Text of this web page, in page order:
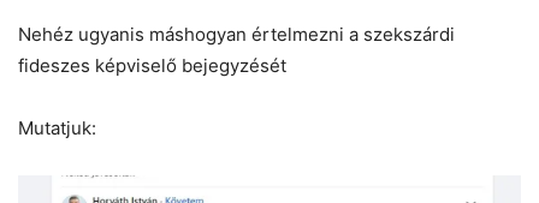
Nehéz ugyanis máshogyan értelmezni a szekszárdi
fideszes képviselő bejegyzését
Mutatjuk: